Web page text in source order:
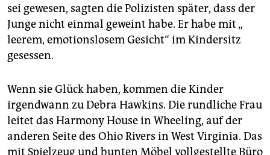
sei gewesen, sagten die Polizisten später, dass der
Junge nicht einmal geweint habe. Er habe mit „
leerem, emotionslosem Gesicht“ im Kindersitz
gesessen.
Wenn sie Glück haben, kommen die Kinder
irgendwann zu Debra Hawkins. Die rundliche Frau
leitet das Harmony House in Wheeling, auf der
anderen Seite des Ohio Rivers in West Virginia. Das
mit Spielzeug und bunten Möbel vollgestellte Büro